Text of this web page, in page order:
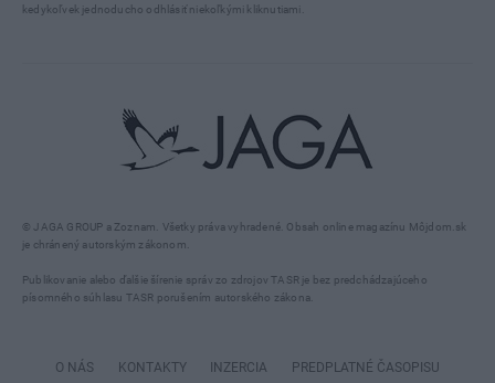
© JAGA GROUP a Zoznam. Všetky práva vyhradené. Obsah online magazínu Môjdom.sk
je chránený autorským zákonom.
Publikovanie alebo ďalšie šírenie správ zo zdrojov TASR je bez predchádzajúceho
písomného súhlasu TASR porušením autorského zákona.
kedykoľvek jednoducho odhlásiť niekoľkými kliknutiami.
O NÁS KONTAKTY INZERCIA PREDPLATNÉ ČASOPISU